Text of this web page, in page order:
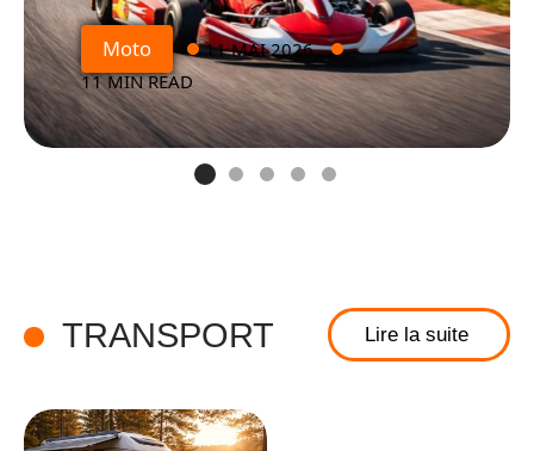
Moto
11 MAI 2026
11 MIN READ
TRANSPORT Lire la suite